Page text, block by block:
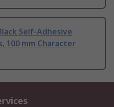
Self-Adhesive
100 mm Character